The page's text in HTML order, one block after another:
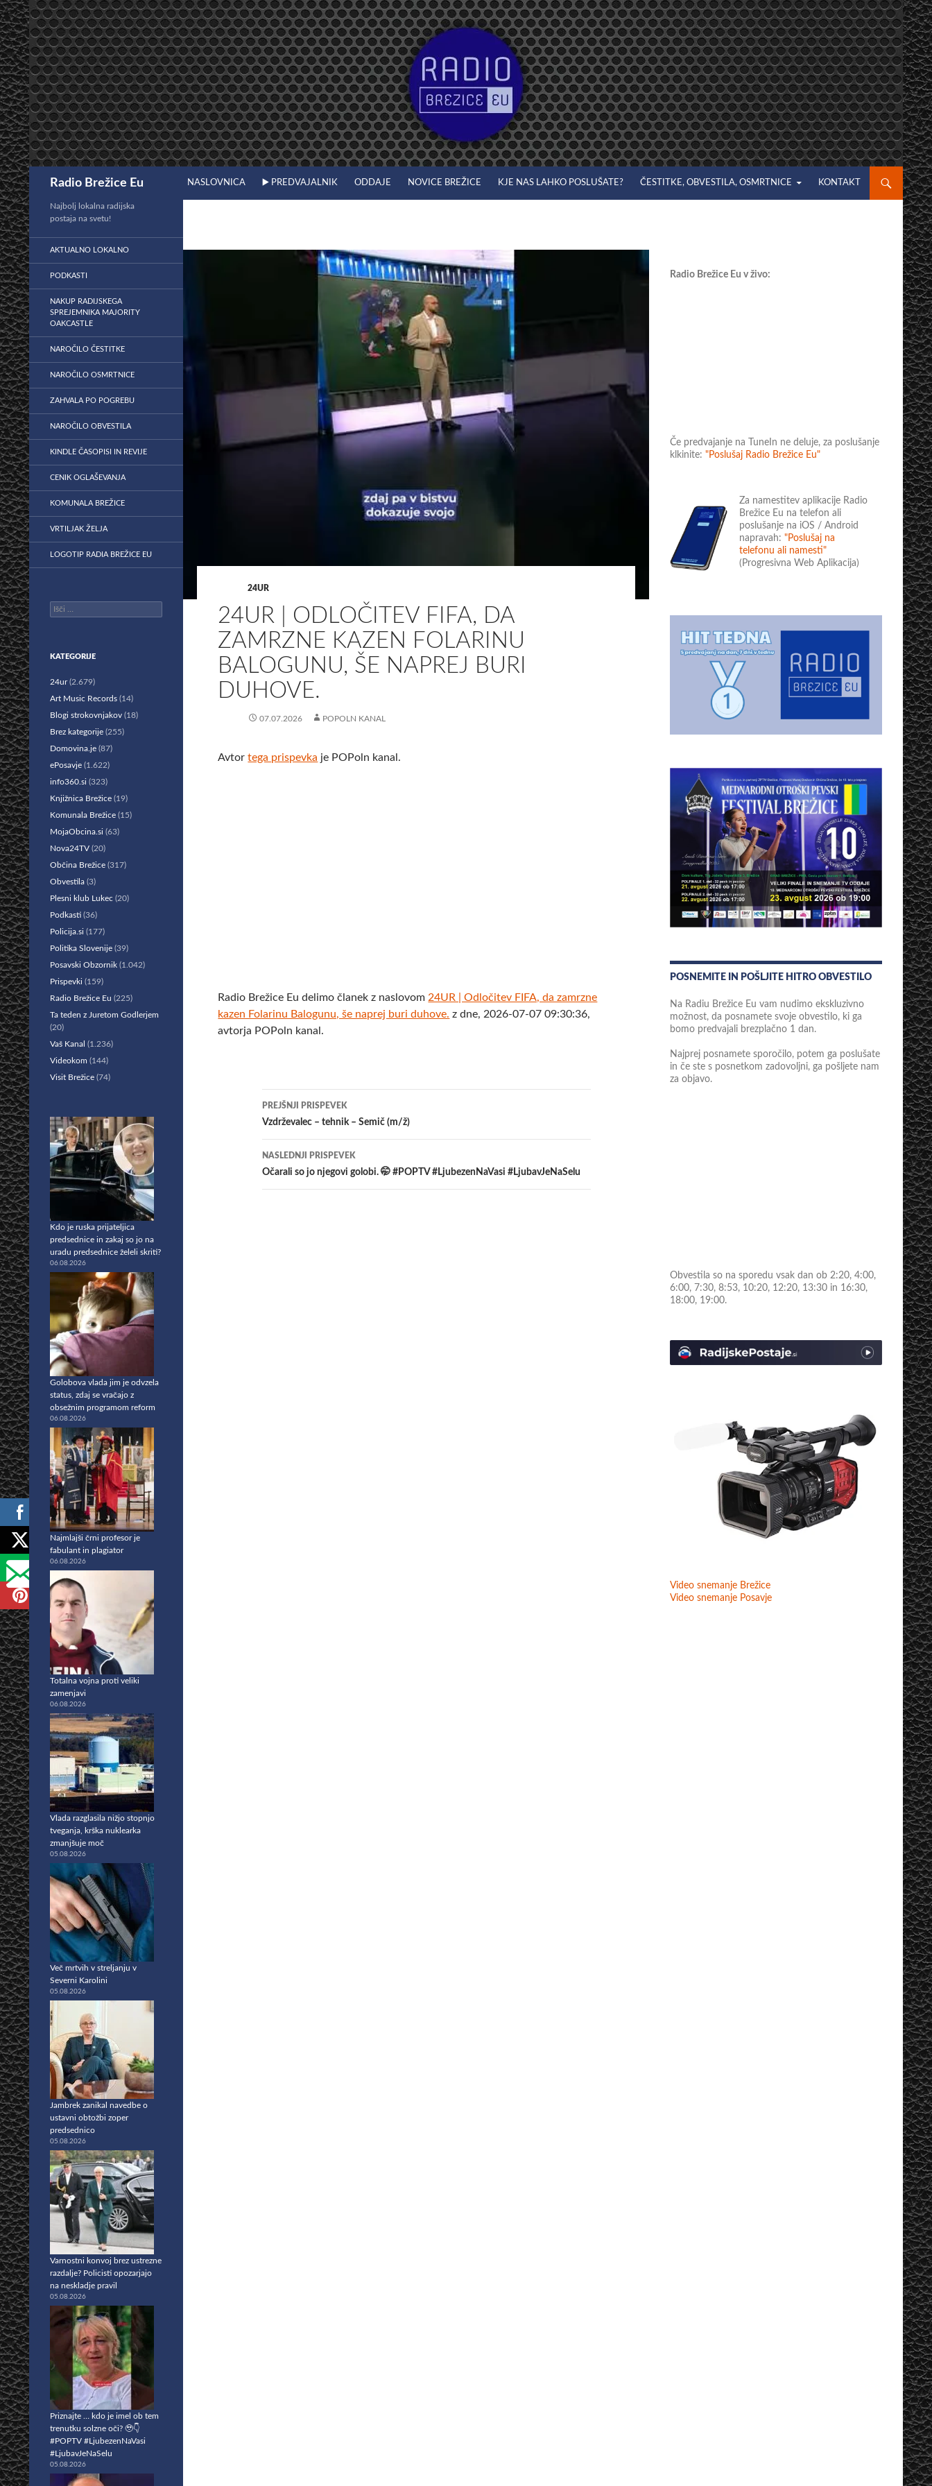
Preskoči
na
vsebino
Radio Brežice Eu NASLOVNICA ▶️ PREDVAJALNIK ODDAJE NOVICE BREŽICE KJE NAS LAHKO POSLUŠATE? ČESTITKE, OBVESTILA, OSMRTNICE KONTAKT
24UR
24UR | ODLOČITEV FIFA, DA
ZAMRZNE KAZEN FOLARINU
BALOGUNU, ŠE NAPREJ BURI
DUHOVE.
07.07.2026 POPOLN KANAL
Avtortega prispevka je POPoln kanal.
Radio Brežice Eu delimo članek z naslovom 24UR | Odločitev FIFA, da zamrzne
kazen Folarinu Balogunu, še naprej buri duhove. z dne, 2026-07-07 09:30:36,
avtorja POPoln kanal.
Krmarjenje
po
prispevkih
PREJŠNJI PRISPEVEK
Vzdrževalec – tehnik – Semič (m/ž)
NASLEDNJI PRISPEVEK
Očarali so jo njegovi golobi. 🤭 #POPTV #LjubezenNaVasi #LjubavJeNaSelu
Radio Brežice Eu v živo:
Če predvajanje na TuneIn ne deluje, za poslušanje
klkinite: "Poslušaj Radio Brežice Eu"
Za namestitev aplikacije Radio
Brežice Eu na telefon ali
poslušanje na iOS / Android
napravah: "Poslušaj na
telefonu ali namesti"
(Progresivna Web Aplikacija)
POSNEMITE IN POŠLJITE HITRO OBVESTILO
Na Radiu Brežice Eu vam nudimo ekskluzivno
možnost, da posnamete svoje obvestilo, ki ga
bomo predvajali brezplačno 1 dan.
Najprej posnamete sporočilo, potem ga poslušate
in če ste s posnetkom zadovoljni, ga pošljete nam
za objavo.
Obvestila so na sporedu vsak dan ob 2:20, 4:00,
6:00, 7:30, 8:53, 10:20, 12:20, 13:30 in 16:30,
18:00, 19:00.
Video snemanje Brežice
Video snemanje Posavje
Najbolj lokalna radijska
postaja na svetu!
AKTUALNO LOKALNO
PODKASTI
NAKUP RADIJSKEGA
SPREJEMNIKA MAJORITY
OAKCASTLE
NAROČILO ČESTITKE
NAROČILO OSMRTNICE
ZAHVALA PO POGREBU
NAROČILO OBVESTILA
KINDLE ČASOPISI IN REVIJE
CENIK OGLAŠEVANJA
KOMUNALA BREŽICE
VRTILJAK ŽELJA
LOGOTIP RADIA BREŽICE EU
Išči:
KATEGORIJE
24ur(2.679)
Art Music Records (14)
Blogi strokovnjakov (18)
Brez kategorije (255)
Domovina.je (87)
ePosavje (1.622)
info360.si (323)
Knjižnica Brežice (19)
Komunala Brežice (15)
MojaObcina.si (63)
Nova24TV (20)
Občina Brežice (317)
Obvestila (3)
Plesni klub Lukec (20)
Podkasti (36)
Policija.si (177)
Politika Slovenije (39)
Posavski Obzornik (1.042)
Prispevki (159)
Radio Brežice Eu (225)
Ta teden z Juretom Godlerjem
(20)
Vaš Kanal (1.236)
Videokom (144)
Visit Brežice (74)
Kdo je ruska prijateljica
predsednice in zakaj so jo na
uradu predsednice želeli skriti?
06.08.2026
Golobova vlada jim je odvzela
status, zdaj se vračajo z
obsežnim programom reform
06.08.2026
Najmlajši črni profesor je
fabulant in plagiator
06.08.2026
Totalna vojna proti veliki
zamenjavi
06.08.2026
Vlada razglasila nižjo stopnjo
tveganja, krška nuklearka
zmanjšuje moč
05.08.2026
Več mrtvih v streljanju v
Severni Karolini
05.08.2026
Jambrek zanikal navedbe o
ustavni obtožbi zoper
predsednico
05.08.2026
Varnostni konvoj brez ustrezne
razdalje? Policisti opozarjajo
na neskladje pravil
05.08.2026
Priznajte … kdo je imel ob tem
trenutku solzne oči? 🥹👇
#POPTV #LjubezenNaVasi
#LjubavJeNaSelu
05.08.2026